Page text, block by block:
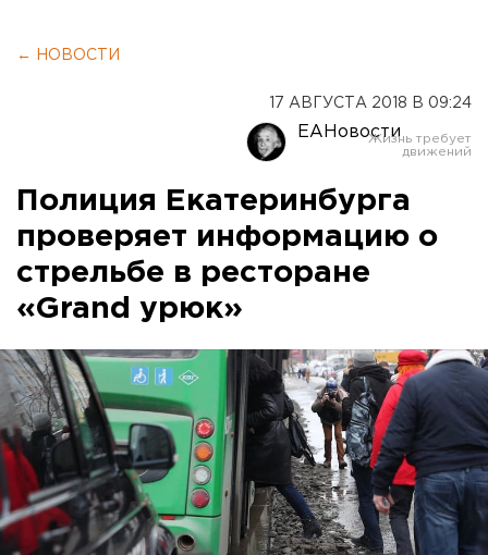
← НОВОСТИ
17 АВГУСТА 2018 В 09:24
ЕАНовости
Полиция Екатеринбурга
проверяет информацию о
стрельбе в ресторане
«Grand урюк»